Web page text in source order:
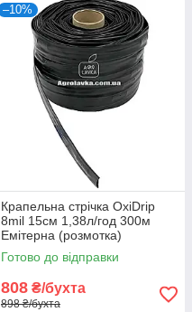
–10%
Крапельна стрічка OxiDrip
8mil 15см 1,38л/год 300м
Емітерна (розмотка)
Готово до відправки
808 ₴/бухта
898 ₴/бухта